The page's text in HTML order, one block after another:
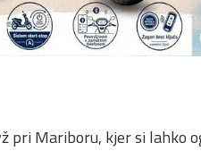
Mariboru, kjer si lahko